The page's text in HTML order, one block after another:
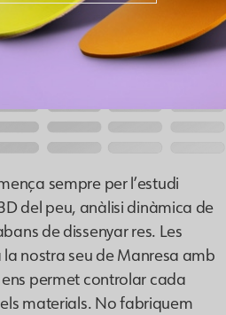
sempre per l’estudi
del peu, anàlisi dinàmica de
de dissenyar res. Les
nostra seu de Manresa amb
permet controlar cada
materials. No fabriquem